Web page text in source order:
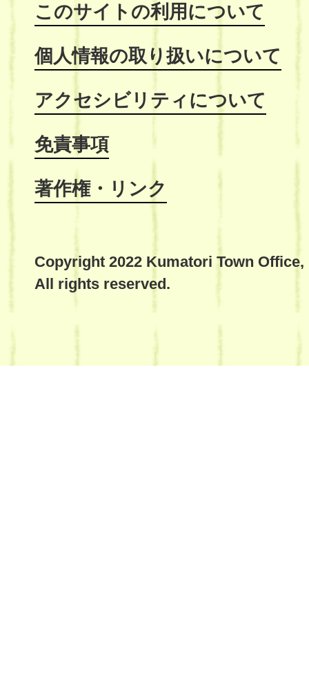
このサイトの利用について
個人情報の取り扱いについて
アクセシビリティについて
免責事項
著作権・リンク
Copyright 2022 Kumatori Town Office,
All rights reserved.